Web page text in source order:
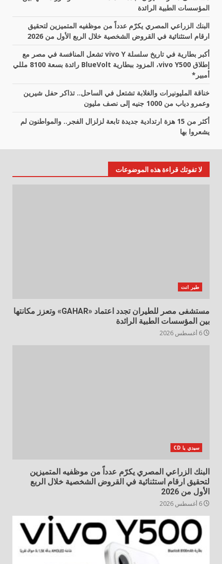
المؤسسات الطبية الرائدة
البنك الزراعي المصري يكرّم عدداً من موظفيه المتميزين لتحقيق
ارقام استثنائية في القروض الشخصية خلال الربع الأول من 2026
أكبر بطارية في تاريخ سلسلة vivo Y تشعل المنافسة في مصر مع
إطلاق vivo Y500، المزود ببطارية BlueVolt رائدة بسعة 8100 مللي
أمبير*
خناقة المليونيرات والغلابة تشتعل في الساحل.. تذاكر حفل شيرين
وعمرو دياب من 1000 جنيه إلى نصف مليون
أكثر من 15 هزة ارتدادية جديدة تابعة لزلزال الفجر.. والمواطنون لم
يشعروا بها
لا تفوتك قراءة هذه الموضوعات
طير انت
مستشفى مصر للطيران تجدد اعتماد «GAHAR» وتعزز مكانتها
بين المؤسسات الطبية الرائدة
سيدي يا CD
البنك الزراعي المصري يكرّم عدداً من موظفيه المتميزين
لتحقيق ارقام استثنائية في القروض الشخصية خلال الربع
الأول من 2026